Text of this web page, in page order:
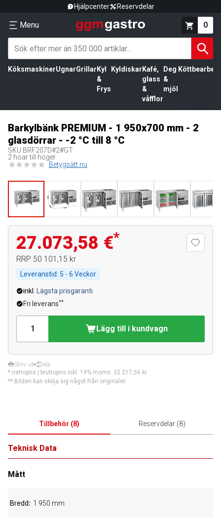
Hjälpcenter Reservdelar
Menu 0
KöksmaskinerUgnarGrillar Kyl
&
Frys
Kyldiskar Kafé,
glass
&
våfflor
Deg
&
mjöl
Barkylbänk PREMIUM - 1 950x700 mm - 2
glasdörrar - -2 °C till 8 °C
SKU BRF207D#2#GT
2 hoar till höger
Betygsätt nu
27.073,58 €*
RRP 50 101,15 kr
Leveranstid: 5 - 6 Veckor
inkl.
Lägsta prisgaranti
Fri leverans**
Lägg till i kundvagn
Skriv ut
Dela
* nettopris | bruttopris inkl. 19% moms: 32 217,56 kr
** Bilden kan skilja sig något från originalet.
Tillbehör (8) Reservdelar(8)
Teknisk Data
Mått
Bredd 1.950 mm